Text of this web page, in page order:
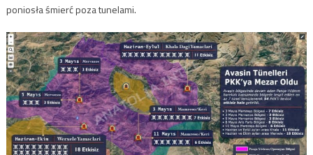
poniosła śmierć poza tunelami.